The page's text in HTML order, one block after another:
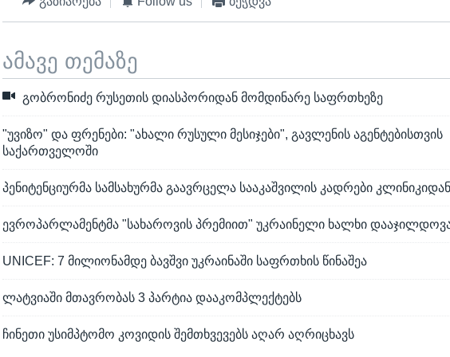
ამავე თემაზე
გობრონიძე რუსეთის დიასპორიდან მომდინარე საფრთხეზე
"უვიზო" და ფრენები: "ახალი რუსული მესიჯები", გავლენის აგენტებისთვის
საქართველოში
პენიტენციურმა სამსახურმა გაავრცელა სააკაშვილის კადრები
ევროპარლამენტმა "სახაროვის პრემიით" უკრაინელი ხალხი
UNICEF: 7 მილიონამდე ბავშვი უკრაინაში საფრთხის წინაშეა
ლატვიაში მთავრობას 3 პარტია დააკომპლექტებს
ჩინეთი უსიმპტომო კოვიდის შემთხვევებს აღარ აღრიცხავს